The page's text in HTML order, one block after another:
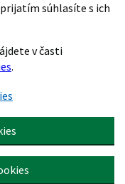
súhlasíte s ich
v časti
.